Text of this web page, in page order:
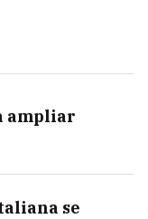
ampliar
se